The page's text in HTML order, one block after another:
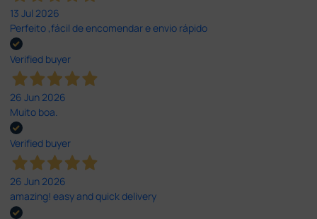
13 Jul 2026
Perfeito ,fácil de encomendar e envio rápido
Verified buyer
26 Jun 2026
Muito boa.
Verified buyer
26 Jun 2026
amazing! easy and quick delivery